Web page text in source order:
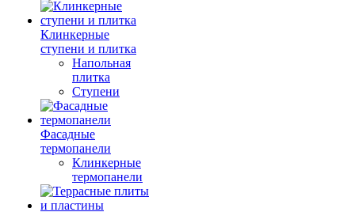
Клинкерные
ступени и плитка
Напольная
плитка
Ступени
Фасадные
термопанели
Клинкерные
термопанели